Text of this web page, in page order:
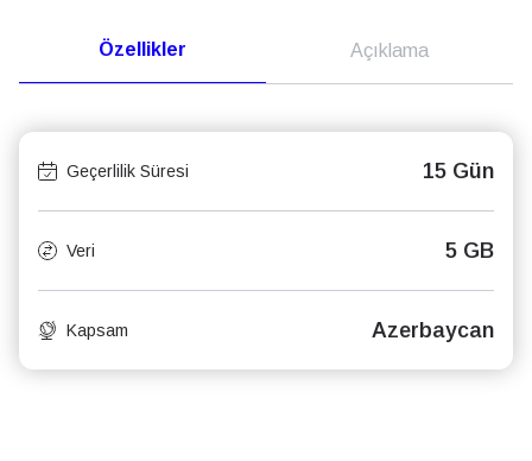
Özellikler Açıklama
Geçerlilik Süresi 15 Gün
Veri 5 GB
Kapsam Azerbaycan